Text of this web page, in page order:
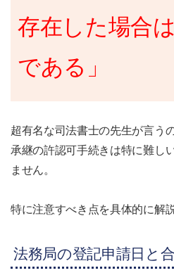
存在した場合
である」
超有名な司法書士の先生が言う
承継の許認可手続きは特に難し
ません。
特に注意すべき点を具体的に解
法務局の登記申請日と